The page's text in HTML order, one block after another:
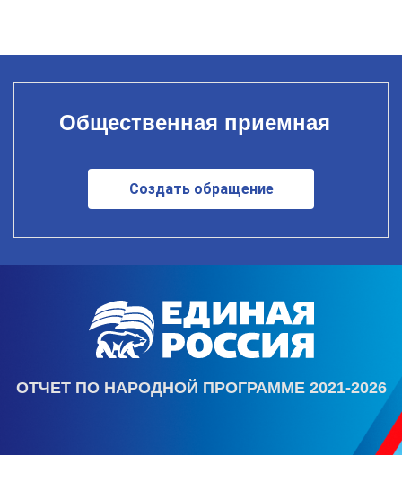
Общественная приемная
Создать обращение
ОТЧЕТ ПО НАРОДНОЙ ПРОГРАММЕ 2021-2026